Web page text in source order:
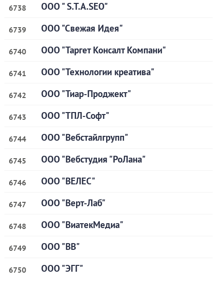
6738 ООО " S.T.A.SEO"
6739 ООО "Свежая Идея"
6740 ООО "Таргет Консалт Компани"
6741 ООО "Технологии креатива"
6742 ООО "Тиар-Проджект"
6743 ООО "ТПЛ-Софт"
6744 ООО "Вебстайлгрупп"
6745 ООО "Вебстудия "РоЛана"
6746 ООО "ВЕЛЕС"
6747 ООО "Верт-Лаб"
6748 ООО "ВиатекМедиа"
6749 ООО "ВВ"
6750 ООО "ЭГГ"